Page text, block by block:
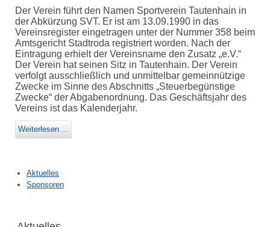
Der Verein führt den Namen Sportverein Tautenhain in
der Abkürzung SVT. Er ist am 13.09.1990 in das
Vereinsregister eingetragen unter der Nummer 358 beim
Amtsgericht Stadtroda registriert worden. Nach der
Eintragung erhielt der Vereinsname den Zusatz „e.V.“
Der Verein hat seinen Sitz in Tautenhain. Der Verein
verfolgt ausschließlich und unmittelbar gemeinnützige
Zwecke im Sinne des Abschnitts „Steuerbegünstige
Zwecke“ der Abgabenordnung. Das Geschäftsjahr des
Vereins ist das Kalenderjahr.
Weiterlesen ...
Aktuelles
Sponsoren